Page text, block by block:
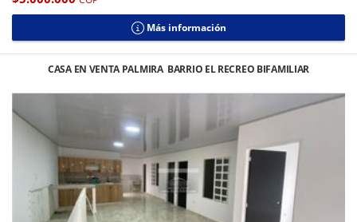
Más información
CASA EN VENTA PALMIRA BARRIO EL RECREO BIFAMILIAR